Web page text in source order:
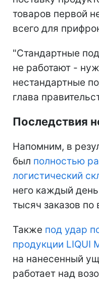
товаров первой
всего для
"Стандартные
не работают -
нестандартные
глава
Последствия
Напомним, в
был полностью
логистический
него каждый
тысяч заказов по
Также под удар
продукции LIQUI
на нанесенный
работает над